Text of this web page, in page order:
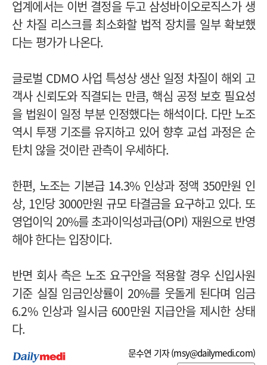
업계에서는 이번 결정을 두고 삼성바이오로직스가 생
산 차질 리스크를 최소화할 법적 장치를 일부 확보했
다는 평가가 나온다.
글로벌 CDMO 사업 특성상 생산 일정 차질이 해외 고
객사 신뢰도와 직결되는 만큼, 핵심 공정 보호 필요성
을 법원이 일정 부분 인정했다는 해석이다. 다만 노조
역시 투쟁 기조를 유지하고 있어 향후 교섭 과정은 순
탄치 않을 것이란 관측이 우세하다.
한편, 노조는 기본급 14.3% 인상과 정액 350만원 인
상, 1인당 3000만원 규모 타결금을 요구하고 있다. 또
영업이익 20%를 초과이익성과급(OPI) 재원으로 반영
해야 한다는 입장이다.
반면 회사 측은 노조 요구안을 적용할 경우 신입사원
기준 실질 임금인상률이 20%를 웃돌게 된다며 임금
6.2% 인상과 일시금 600만원 지급안을 제시한 상태
다.
문수연 기자 (msy@dailymedi.com)